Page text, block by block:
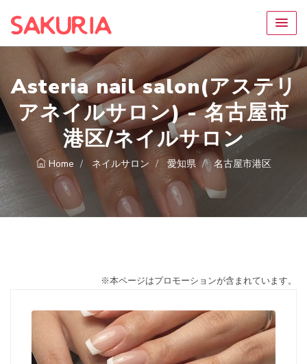
Asteria nail salon(アステリ
アネイルサロン) - 名古屋市
港区/ネイルサロン
Home ネイルサロン 愛知県 名古屋市港区
※本ページはプロモーションが含まれています。